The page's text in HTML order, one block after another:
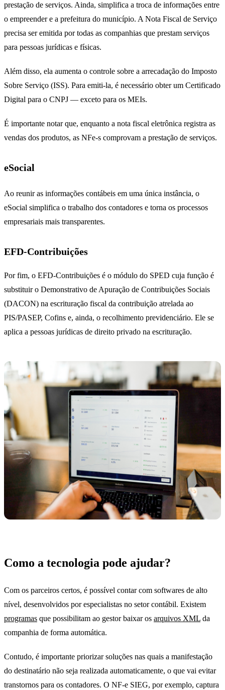
prestação de serviços. Ainda, simplifica a troca de informações entre
o empreender e a prefeitura do município. A Nota Fiscal de Serviço
precisa ser emitida por todas as companhias que prestam serviços
para pessoas jurídicas e físicas.
Além disso, ela aumenta o controle sobre a arrecadação do Imposto
Sobre Serviço (ISS). Para emiti-la, é necessário obter um Certificado
Digital para o CNPJ — exceto para os MEIs.
É importante notar que, enquanto a nota fiscal eletrônica registra as
vendas dos produtos, as NFe-s comprovam a prestação de serviços.
eSocial
Ao reunir as informações contábeis em uma única instância, o
eSocial simplifica o trabalho dos contadores e torna os processos
empresariais mais transparentes.
EFD-Contribuições
Por fim, o EFD-Contribuições é o módulo do SPED cuja função é
substituir o Demonstrativo de Apuração de Contribuições Sociais
(DACON) na escrituração fiscal da contribuição atrelada ao
PIS/PASEP, Cofins e, ainda, o recolhimento previdenciário. Ele se
aplica a pessoas jurídicas de direito privado na escrituração.
Como a tecnologia pode ajudar?
Com os parceiros certos, é possível contar com softwares de alto
nível, desenvolvidos por especialistas no setor contábil. Existem
programas que possibilitam ao gestor baixar os arquivos XML da
companhia de forma automática.
Contudo, é importante priorizar soluções nas quais a manifestação
do destinatário não seja realizada automaticamente, o que vai evitar
transtornos para os contadores. O NF-e SIEG, por exemplo, captura